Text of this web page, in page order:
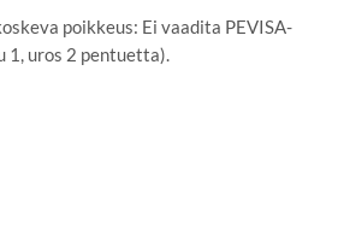
poikkeus: Ei vaadita PEVISA-
uros 2 pentuetta).